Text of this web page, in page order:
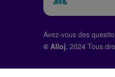
Avez-vous des
© Alloj. 2024 Tous